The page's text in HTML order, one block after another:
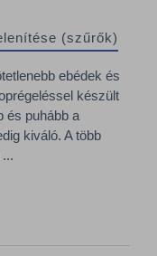
(szűrők)
ebédek és
készült
és puhább a
kiváló. A több